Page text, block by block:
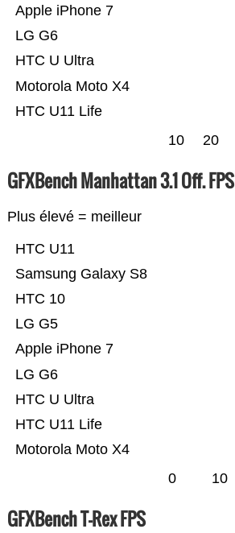
HTC U11 Life
Motorola Moto X4
HTC U Ultra
LG G6
Apple iPhone 7
10 20
GFXBench Manhattan 3.1 Off. FPS
Plus élevé = meilleur
Motorola Moto X4
HTC U11 Life
HTC U Ultra
LG G6
Apple iPhone 7
LG G5
HTC 10
Samsung Galaxy S8
HTC U11
0 10
GFXBench T-Rex FPS